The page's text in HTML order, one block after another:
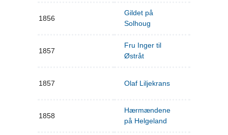
1856
Gildet på
Solhoug
1857
Fru Inger til
Østråt
1857 Olaf Liljekrans
1858
Hærmændene
på Helgeland